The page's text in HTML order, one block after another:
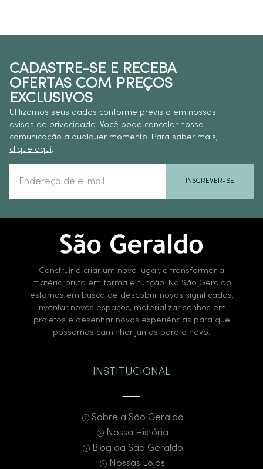
CADASTRE-SE E RECEBA
OFERTAS COM PREÇOS
EXCLUSIVOS
Utilizamos seus dados conforme previsto em nossos
avisos de privacidade. Você pode cancelar nossa
comunicação a qualquer momento. Para saber mais,
clique aqui
INSCREVER-SE
Construir é criar um novo lugar, é transformar a
matéria bruta em forma e função. Na São Geraldo
estamos em busca de descobrir novos significados,
inventar novos espaços, materializar sonhos em
projetos e desenhar novas experiências para que
possamos caminhar juntos para o novo.
INSTITUCIONAL
Sobre a São Geraldo
Nossa História
Blog da São Geraldo
Nossas Lojas